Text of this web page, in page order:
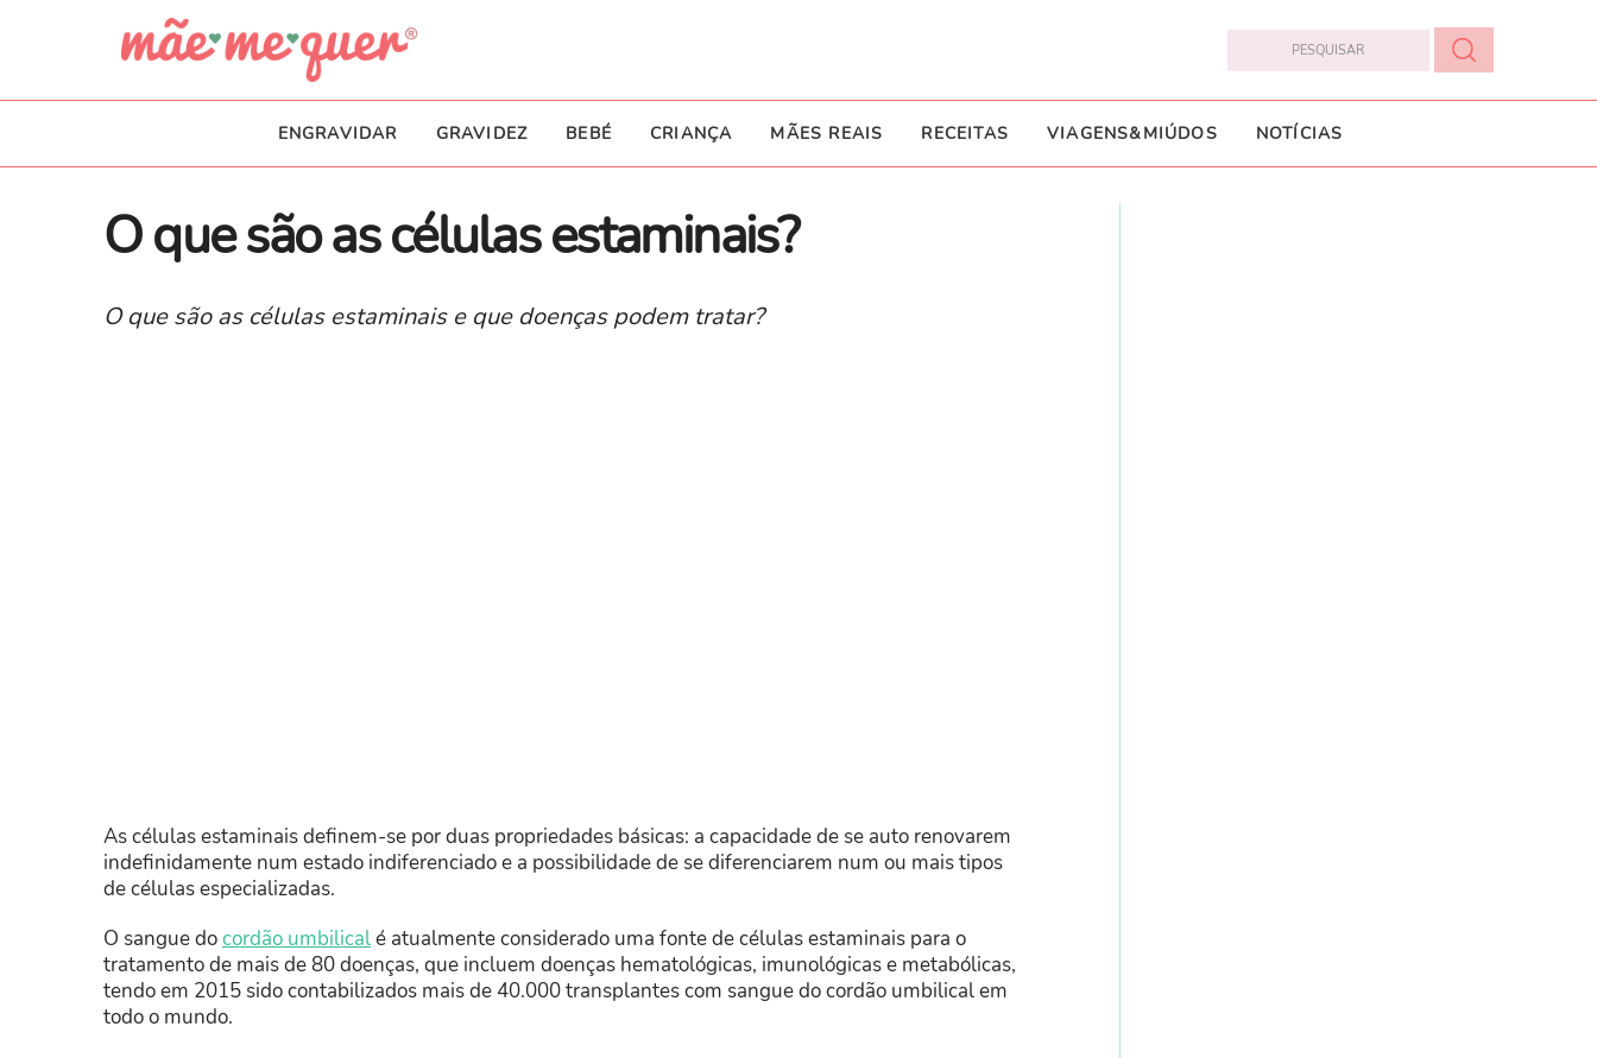
ENGRAVIDAR GRAVIDEZ BEBÉ CRIANÇA MÃES REAIS RECEITAS VIAGENS&MIÚDOS NOTÍCIAS
​O que são as células estaminais?
O que são as células estaminais e que doenças podem tratar?
As células estaminais definem-se por duas propriedades básicas: a capacidade de se auto renovarem
indefinidamente num estado indiferenciado e a possibilidade de se diferenciarem num ou mais tipos
de células especializadas.
O sangue docordão umbilicalé atualmente considerado uma fonte de células estaminais para o
tratamento de mais de 80 doenças, que incluem doenças hematológicas, imunológicas e metabólicas,
tendo em 2015 sido contabilizados mais de 40.000 transplantes com sangue do cordão umbilical em
todo o mundo.